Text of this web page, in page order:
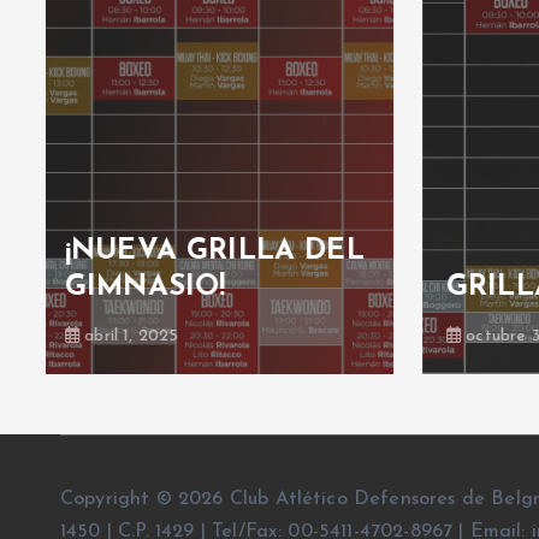
GRILLA GIMNASIO
octubre 30, 2024
Copyright © 2026 Club Atlético Defensores de
1450 | C.P. 1429 | Tel/Fax: 00-5411-4702-8967 |